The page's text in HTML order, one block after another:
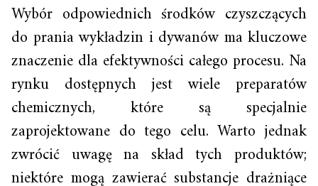
Wybór odpowiednich środków czyszczących
do prania wykładzin i dywanów ma kluczowe
znaczenie dla efektywności całego procesu. Na
rynku dostępnych jest wiele preparatów
chemicznych, które są specjalnie
zaprojektowane do tego celu. Warto jednak
zwrócić uwagę na skład tych produktów;
niektóre mogą zawierać substancje drażniące